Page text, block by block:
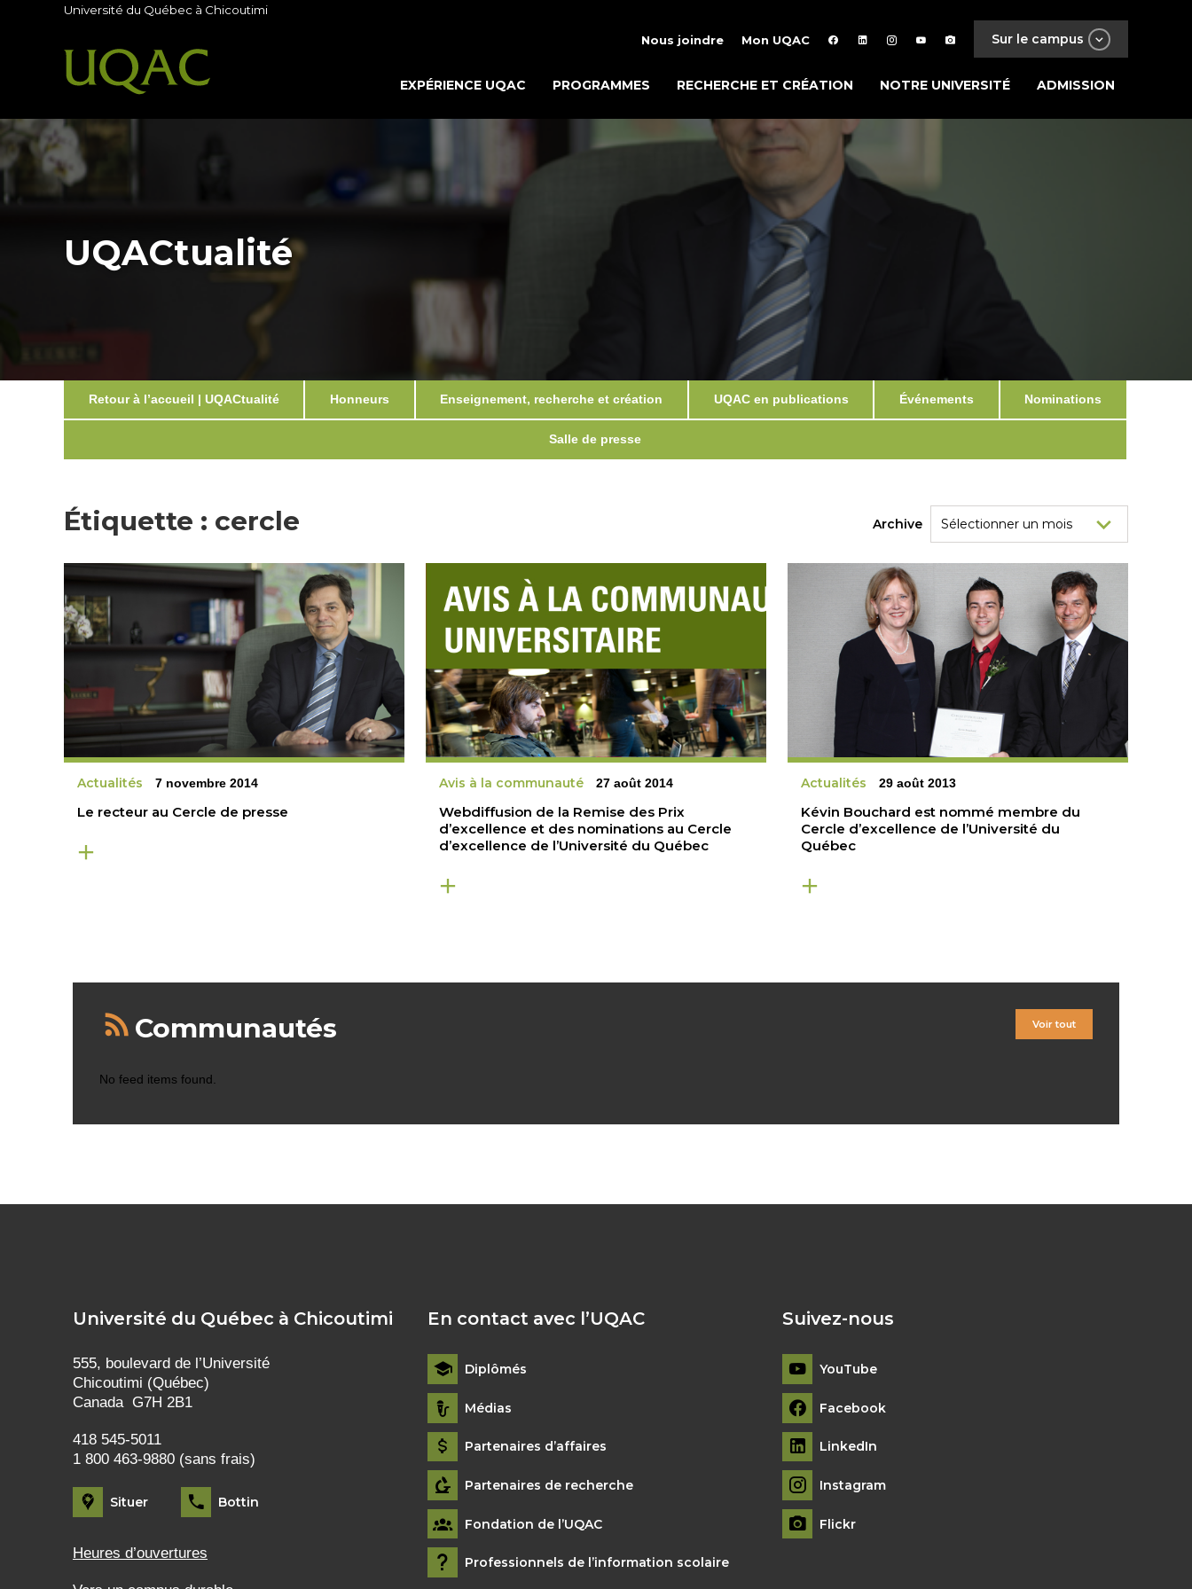
Université du Québec à Chicoutimi
Sur le campus
Nous joindre Mon UQAC
EXPÉRIENCE UQAC PROGRAMMES RECHERCHE ET CRÉATION NOTRE UNIVERSITÉ ADMISSION
UQACtualité
Retour à l’accueil | UQACtualité Honneurs Enseignement, recherche et création UQAC en publications Événements Nominations
Salle de presse
Étiquette : cercle Archive
Actualités 7 novembre 2014
Le recteur au Cercle de presse
Avis à la communauté 27 août 2014
Webdiffusion de la Remise des Prix
d’excellence et des nominations au Cercle
d’excellence de l’Université du Québec
Actualités 29 août 2013
Kévin Bouchard est nommé membre du
Cercle d’excellence de l’Université du
Québec
Communautés Voir tout
No feed items found.
Université du Québec à Chicoutimi
555, boulevard de l’Université
Chicoutimi (Québec)
Canada G7H 2B1
418 545-5011
1 800 463-9880 (sans frais)
Situer Bottin
Heures d’ouvertures
En contact avec l’UQAC
Diplômés
Médias
Partenaires d’affaires
Partenaires de recherche
Fondation de l’UQAC
Professionnels de l’information scolaire
Suivez-nous
YouTube
Facebook
LinkedIn
Instagram
Flickr